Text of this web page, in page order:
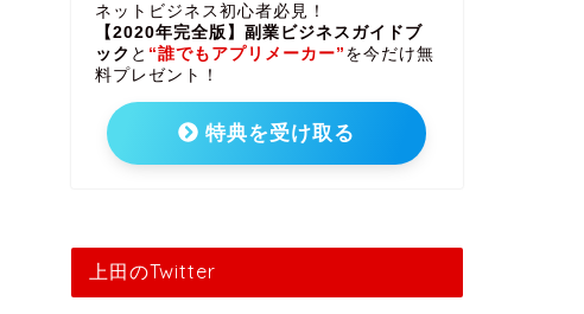
ネットビジネス初心者必見！
【2020年完全版】副業ビジネスガイドブ
ック と “誰でもアプリメーカー” を今だけ無
料プレゼント！
特典を受け取る
上田のTwitter